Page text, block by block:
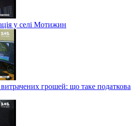
у селі Мотижин
грошей: що таке податкова